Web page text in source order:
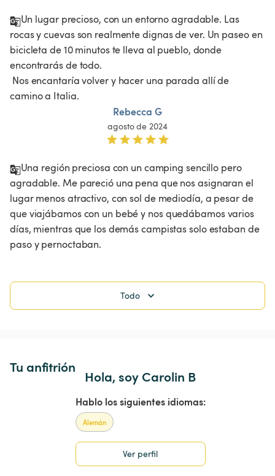
Un lugar precioso, con un entorno agradable. Las
rocas y cuevas son realmente dignas de ver. Un paseo en
bicicleta de 10 minutos te lleva al pueblo, donde
encontrarás de todo.
camino a Italia.
Rebecca G
agosto de 2024
Una región preciosa con un camping sencillo pero
agradable. Me pareció una pena que nos asignaran el
lugar menos atractivo, con sol de mediodía, a pesar de
que viajábamos con un bebé y nos quedábamos varios
días, mientras que los demás campistas solo estaban de
paso y pernoctaban.
Todo
Tu anfitrión
Hola, soy Carolin B
Hablo los siguientes idiomas:
Alemán
Ver perfil